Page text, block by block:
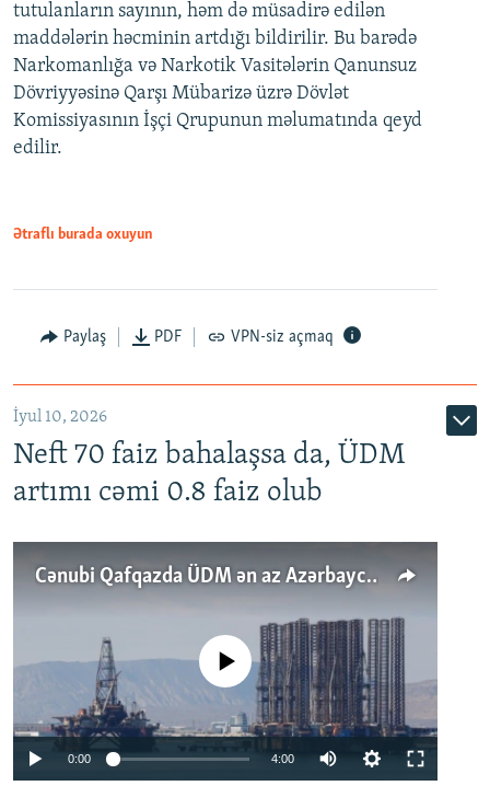
tutulanların sayının, həm də müsadirə edilən
maddələrin həcminin artdığı bildirilir. Bu barədə
Narkomanlığa və Narkotik Vasitələrin Qanunsuz
Dövriyyəsinə Qarşı Mübarizə üzrə Dövlət
Komissiyasının İşçi Qrupunun məlumatında qeyd
edilir.
Ətraflı burada oxuyun
Paylaş PDF VPN-siz açmaq
İyul 10, 2026
Neft 70 faiz bahalaşsa da, ÜDM
artımı cəmi 0.8 faiz olub
Cənubi Qafqazda ÜDM ən az Azərbaycanda artır: Qonşuları niyə Bakını qabaqlaya bilir?
No media source currently available
0:00 4:00